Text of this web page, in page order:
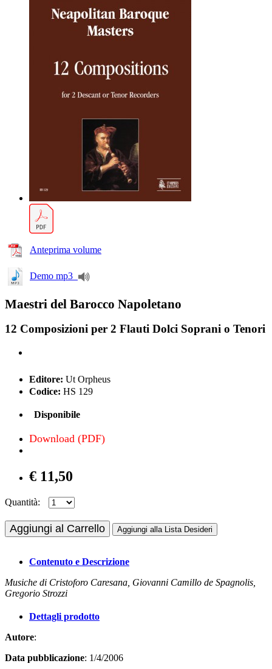
Anteprima volume
Demo mp3
Maestri del Barocco Napoletano
12 Composizioni per 2 Flauti Dolci Soprani o Tenori
Editore: Ut Orpheus
Codice: HS 129
Disponibile
Download (PDF)
€ 11,50
Quantità:
Aggiungi al Carrello Aggiungi alla Lista Desideri
Contenuto e Descrizione
Musiche di Cristoforo Caresana, Giovanni Camillo de Spagnolis,
Gregorio Strozzi
Dettagli prodotto
Autore:
Data pubblicazione: 1/4/2006